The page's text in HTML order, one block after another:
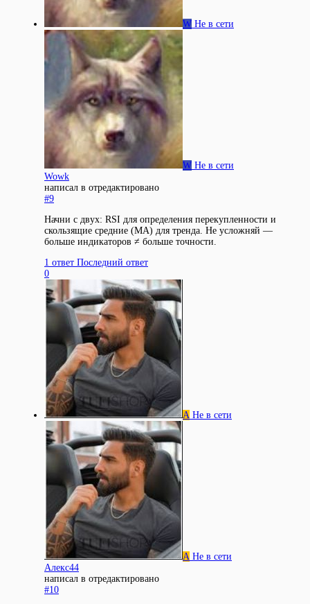
W Не в сети
W Не в сети
Wowk
написал в отредактировано
#9
Начни с двух: RSI для определения перекупленности и
скользящие средние (MA) для тренда. Не усложняй —
больше индикаторов ≠ больше точности.
1 ответ Последний ответ
0
А Не в сети
А Не в сети
Алекс44
написал в отредактировано
#10